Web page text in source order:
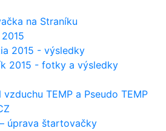
na Straníku
2015 - výsledky
2015 - fotky a výsledky
TEMP a Pseudo TEMP
úprava štartovačky